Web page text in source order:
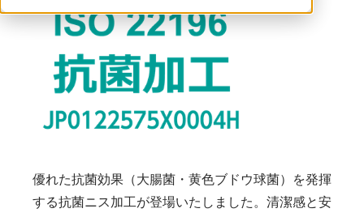
優れた抗菌効果（大腸菌・黄色ブドウ球菌）を発揮
する抗菌ニス加工が登場いたしました。清潔感と安